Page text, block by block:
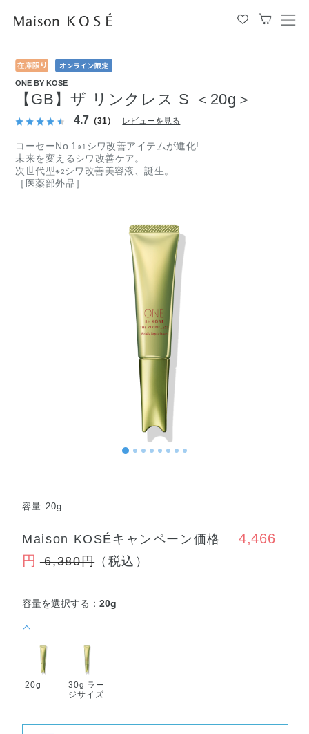
メ
ONE BY KOSE
【GB】ザ リンクレス S ＜20g＞
4.7 （31） レビューを見る
コーセーNo.1 ※1 シワ改善アイテムが進化!
未来を変えるシワ改善ケア。
次世代型※2シワ改善美容液、誕生。
［医薬部外品］
容量 20g
Maison KOSÉキャンペーン価格
4,466
円 6,380円（税込）
容量を選択する：20g
20g
30g ラー
ジサイズ